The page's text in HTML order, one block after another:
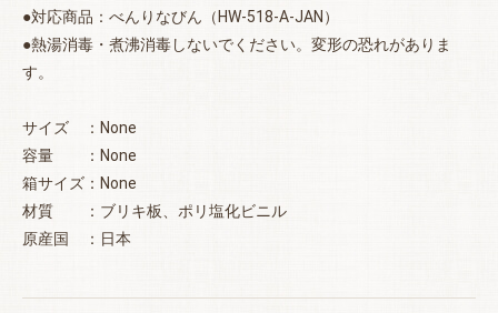
●対応商品：べんりなびん（HW-518-A-JAN）
●熱湯消毒・煮沸消毒しないでください。変形の恐れがありま
す。
サイズ ：None
容量 ：None
箱サイズ：None
材質 ：ブリキ板、ポリ塩化ビニル
原産国 ：日本